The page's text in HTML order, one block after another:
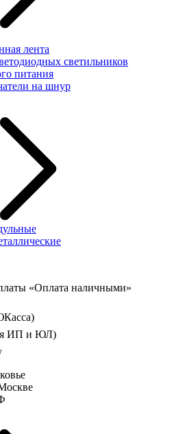
лента
светильников
питания
на шнур
ИП и ЮЛ)